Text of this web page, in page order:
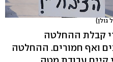
גולן)
קבלת ההחלטה
ואף חמורים. ההחלטה